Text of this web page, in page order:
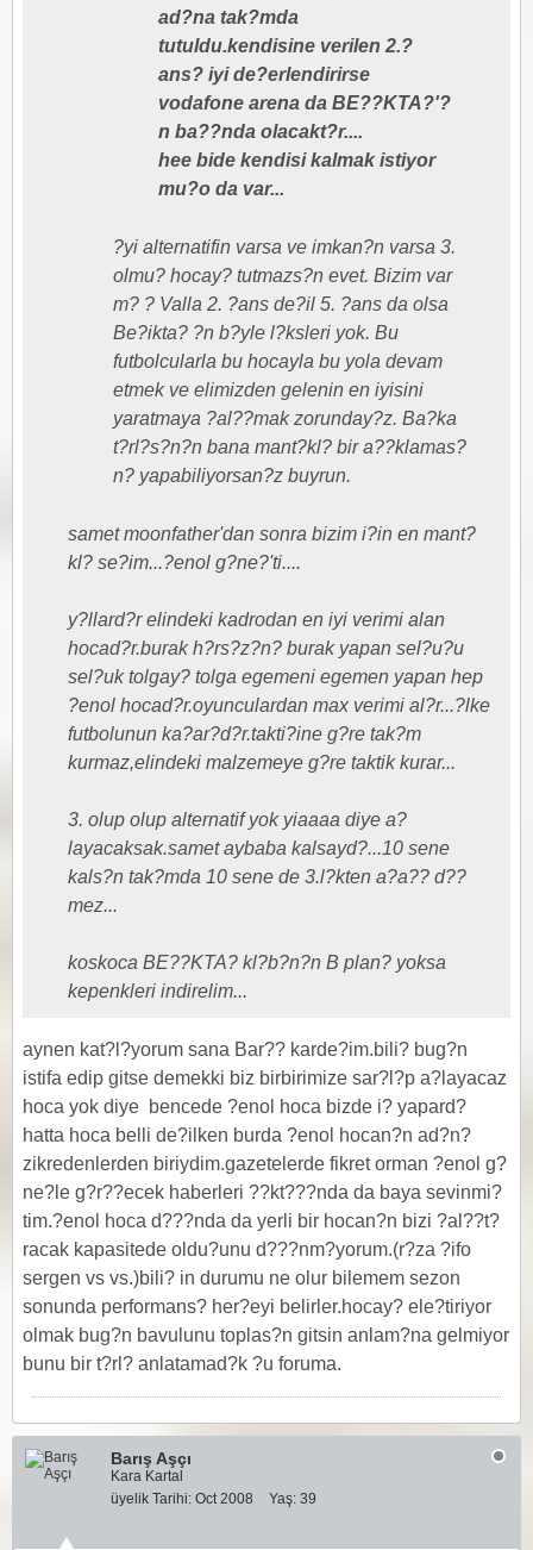
ad?na tak?mda
tutuldu.kendisine verilen 2.?
ans? iyi de?erlendirirse
vodafone arena da BE??KTA?'?
n ba??nda olacakt?r....
hee bide kendisi kalmak istiyor
mu?o da var...
?yi alternatifin varsa ve imkan?n varsa 3.
olmu? hocay? tutmazs?n evet. Bizim var
m? ? Valla 2. ?ans de?il 5. ?ans da olsa
Be?ikta? ?n b?yle l?ksleri yok. Bu
futbolcularla bu hocayla bu yola devam
etmek ve elimizden gelenin en iyisini
yaratmaya ?al??mak zorunday?z. Ba?ka
t?rl?s?n?n bana mant?kl? bir a??klamas?
n? yapabiliyorsan?z buyrun.
samet moonfather'dan sonra bizim i?in en mant?
kl? se?im...?enol g?ne?'ti....
y?llard?r elindeki kadrodan en iyi verimi alan
hocad?r.burak h?rs?z?n? burak yapan sel?u?u
sel?uk tolgay? tolga egemeni egemen yapan hep
?enol hocad?r.oyunculardan max verimi al?r...?lke
futbolunun ka?ar?d?r.takti?ine g?re tak?m
kurmaz,elindeki malzemeye g?re taktik kurar...
3. olup olup alternatif yok yiaaaa diye a?
layacaksak.samet aybaba kalsayd?...10 sene
kals?n tak?mda 10 sene de 3.l?kten a?a?? d??
mez...
koskoca BE??KTA? kl?b?n?n B plan? yoksa
kepenkleri indirelim...
aynen kat?l?yorum sana Bar?? karde?im.bili? bug?n
istifa edip gitse demekki biz birbirimize sar?l?p a?layacaz
hoca yok diye bencede ?enol hoca bizde i? yapard?
hatta hoca belli de?ilken burda ?enol hocan?n ad?n?
zikredenlerden biriydim.gazetelerde fikret orman ?enol g?
ne?le g?r??ecek haberleri ??kt???nda da baya sevinmi?
tim.?enol hoca d???nda da yerli bir hocan?n bizi ?al??t?
racak kapasitede oldu?unu d???nm?yorum.(r?za ?ifo
sergen vs vs.)bili? in durumu ne olur bilemem sezon
sonunda performans? her?eyi belirler.hocay? ele?tiriyor
olmak bug?n bavulunu toplas?n gitsin anlam?na gelmiyor
bunu bir t?rl? anlatamad?k ?u foruma.
Barış Aşçı
Kara Kartal
üyelik Tarihi: Oct 2008 Yaş: 39